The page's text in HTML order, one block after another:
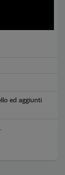
ed aggiunti